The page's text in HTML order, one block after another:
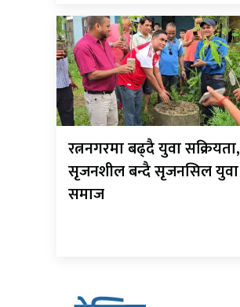
रत्ननगरमा बढ्दै युवा सक्रियता,
सृजनशील बन्दै सृजनसिल युवा
समाज